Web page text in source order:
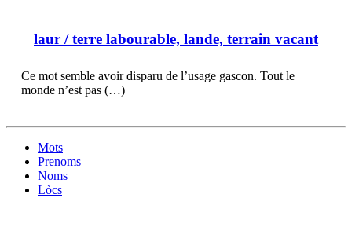
laur / terre labourable, lande, terrain vacant
Ce mot semble avoir disparu de l’usage gascon. Tout le
monde n’est pas (…)
Mots
Prenoms
Noms
Lòcs